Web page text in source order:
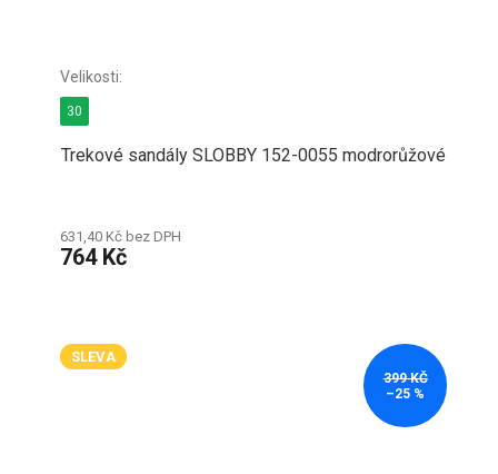
Trekové sandály SLOBBY 152-0055 modrorůžové
631,40 Kč bez DPH
764 Kč
30
SLEVA
399 KČ
–25 %